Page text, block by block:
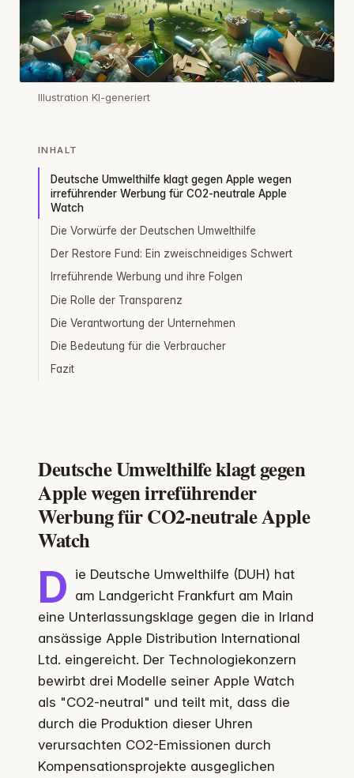
Illustration KI-generiert
INHALT
Deutsche Umwelthilfe klagt gegen Apple wegen
irreführender Werbung für CO2-neutrale Apple
Watch
Die Vorwürfe der Deutschen Umwelthilfe
Der Restore Fund: Ein zweischneidiges Schwert
Irreführende Werbung und ihre Folgen
Die Rolle der Transparenz
Die Verantwortung der Unternehmen
Die Bedeutung für die Verbraucher
Fazit
Deutsche Umwelthilfe klagt gegen
Apple wegen irreführender
Werbung für CO2-neutrale Apple
Watch
D ie Deutsche Umwelthilfe (DUH) hat
am Landgericht Frankfurt am Main
eine Unterlassungsklage gegen die in Irland
ansässige Apple Distribution International
Ltd. eingereicht. Der Technologiekonzern
bewirbt drei Modelle seiner Apple Watch
als "CO2-neutral" und teilt mit, dass die
durch die Produktion dieser Uhren
verursachten CO2-Emissionen durch
Kompensationsprojekte ausgeglichen